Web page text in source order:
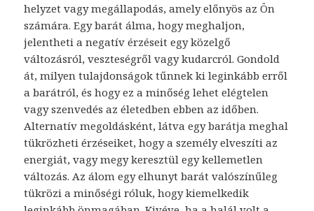
helyzet vagy megállapodás, amely előnyös az Ön
számára. Egy barát álma, hogy meghaljon,
jelentheti a negatív érzéseit egy közelgő
változásról, veszteségről vagy kudarcról. Gondold
át, milyen tulajdonságok tűnnek ki leginkább erről
a barátról, és hogy ez a minőség lehet elégtelen
vagy szenvedés az életedben ebben az időben.
Alternatív megoldásként, látva egy barátja meghal
tükrözheti érzéseiket, hogy a személy elveszíti az
energiát, vagy megy keresztül egy kellemetlen
változás. Az álom egy elhunyt barát valószínűleg
tükrözi a minőségi róluk, hogy kiemelkedik